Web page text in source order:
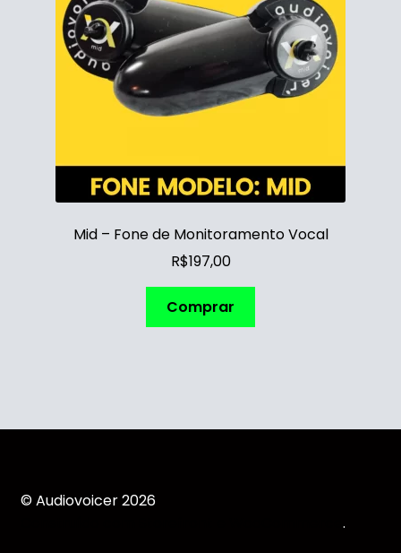
Mid – Fone de Monitoramento Vocal
R$197,00
Comprar
© Audiovoicer 2026
.